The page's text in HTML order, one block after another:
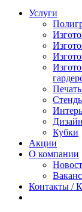
Услуги
Дизайн
Кубки
Акции
О компании
Контакты /